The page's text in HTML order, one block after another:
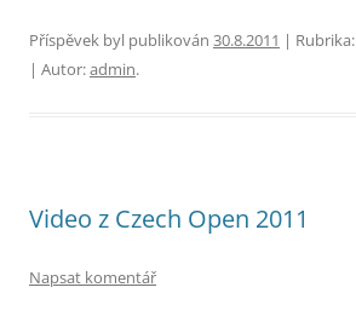
Příspěvek byl publikován 30.8.2011 | Rubrika:
| Autor:admin.
Video z Czech Open 2011
Napsat komentář